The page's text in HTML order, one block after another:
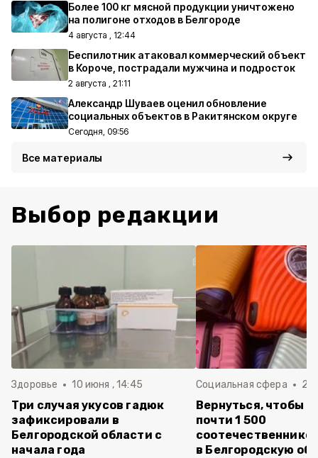
Более 100 кг мясной продукции уничтожено
на полигоне отходов в Белгороде
4 августа , 12:44
Беспилотник атаковал коммерческий объект
в Короче, пострадали мужчина и подросток
2 августа , 21:11
Александр Шуваев оценил обновление
социальных объектов в Ракитянском округе
Сегодня, 09:56
Все материалы
Выбор редакции
Здоровье 10 июня , 14:45
Три случая укусов гадюк
зафиксировали в
Белгородской области с
начала года
Социальная сфера 20
Вернуться, чтобы
почти 1 500
в Белгородскую